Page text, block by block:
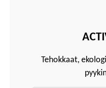
Tehokkaat,